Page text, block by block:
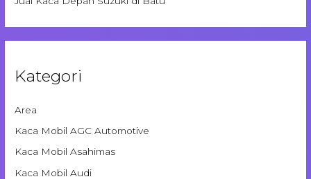
Kategori
Area
Kaca Mobil AGC Automotive
Kaca Mobil Asahimas
Kaca Mobil Audi